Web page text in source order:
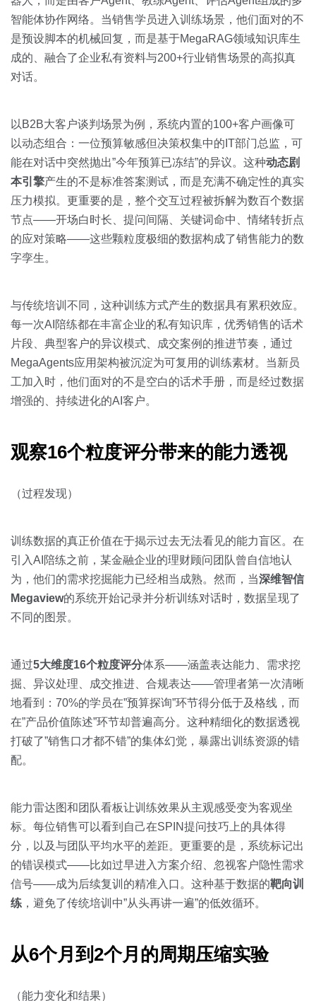
智能体协作网络。当销售学员进入训练场景，他们面对的不
是预设脚本的机械回复，而是基于MegaRAG领域知识库生
成的、融合了企业私有资料与200+行业销售场景的高拟真
对话。
以B2B大客户谈判场景为例，系统内置的100+客户画像可
以动态组合：一位预算敏感但决策权集中的IT部门总监，可
能在对话中突然抛出”今年预算已冻结”的异议。这种动态剧
本引擎产生的不是标准答案测试，而是充满不确定性的真实
压力模拟。更重要的是，整个交互过程被拆解为数百个数据
节点——开场白时长、提问间隔、关键词命中、情绪转折点
的应对策略——这些颗粒度极细的数据构成了销售能力的数
字孪生。
与传统培训不同，这种训练方式产生的数据具有累积效应。
每一次AI陪练都在丰富企业的私有知识库，优秀销售的话术
片段、典型客户的异议模式、成交案例的推进节奏，通过
MegaAgents应用架构被沉淀为可复用的训练素材。当新员
工加入时，他们面对的不是空白的话术手册，而是经过数据
增强的、持续进化的AI客户。
观察16个粒度评分带来的能力透视
（过程发现）
训练数据的真正价值在于揭示过去无法看见的能力盲区。在
引入AI陪练之前，某金融企业的理财顾问团队曾自信地认
为，他们的需求挖掘能力已经相当成熟。然而，当深维智信
Megaview的系统开始记录并分析训练对话时，数据呈现了
不同的图景。
通过5大维度16个粒度评分体系——涵盖表达能力、需求挖
掘、异议处理、成交推进、合规表达——管理者第一次清晰
地看到：70%的学员在”预算探询”环节得分低于及格线，而
在”产品价值陈述”环节却普遍高分。这种精细化的数据透视
打破了”销售口才都不错”的集体幻觉，暴露出训练资源的错
配。
能力雷达图和团队看板让训练效果从主观感受变为客观坐
标。每位销售可以看到自己在SPIN提问技巧上的具体得
分，以及与团队平均水平的差距。更重要的是，系统标记出
的错误模式——比如过早进入方案介绍、忽视客户隐性需求
信号——成为后续复训的精准入口。这种基于数据的靶向训
练 ，避免了传统培训中”从头再讲一遍”的低效循环。
从6个月到2个月的周期压缩实验
（能力变化和结果）